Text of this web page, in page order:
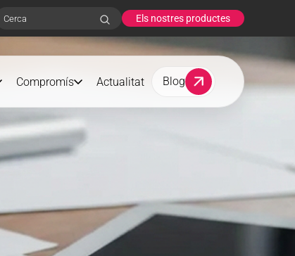
Search Els nostres productes
Compromís Actualitat Blog